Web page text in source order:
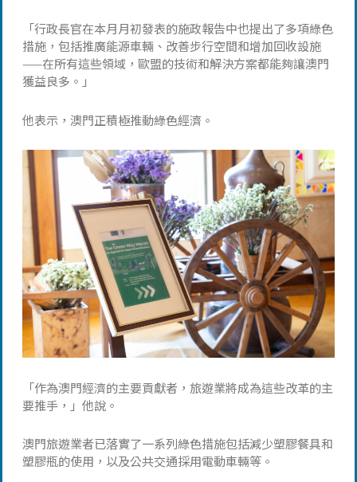
「行政長官在本月月初發表的施政報告中也提出了多項綠色
措施，包括推廣能源車輛、改善步行空間和增加回收設施
——在所有這些領域，歐盟的技術和解決方案都能夠讓澳門
獲益良多。」
他表示，澳門正積極推動綠色經濟。
「作為澳門經濟的主要貢獻者，旅遊業將成為這些改革的主
要推手，」他說。
澳門旅遊業者已落實了一系列綠色措施包括減少塑膠餐具和
塑膠瓶的使用，以及公共交通採用電動車輛等。